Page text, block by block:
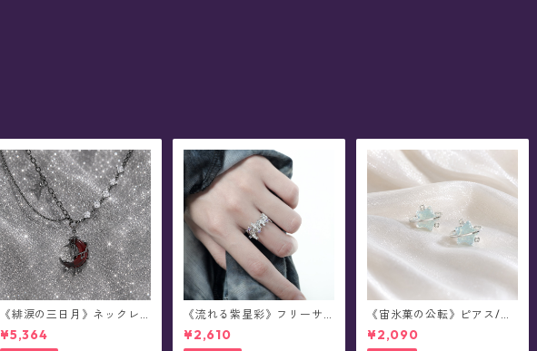
《緋涙の三日月》ネックレ
ス
¥5,364
《流れる紫星彩》フリーサ
イズ・リング
¥2,610
《宙氷菓の公転》ピアス/イ
ヤリング
¥2,090